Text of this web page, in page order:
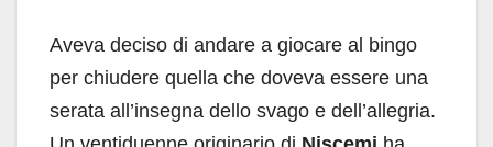
Aveva deciso di andare a giocare al bingo
per chiudere quella che doveva essere una
serata all’insegna dello svago e dell’allegria.